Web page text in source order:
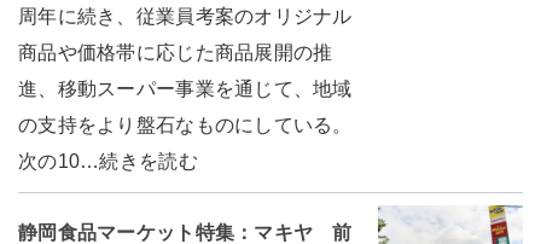
周年に続き、従業員考案のオリジナル
商品や価格帯に応じた商品展開の推
進、移動スーパー事業を通じて、地域
の支持をより盤石なものにしている。
次の10…続きを読む
静岡食品マーケット特集：マキヤ 前